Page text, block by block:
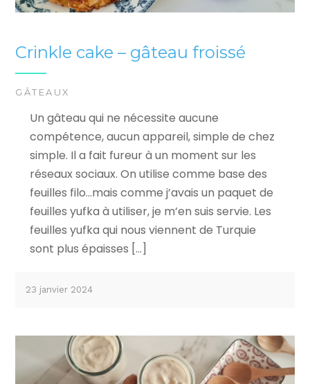
Crinkle cake – gâteau froissé
GÂTEAUX
Un gâteau qui ne nécessite aucune
compétence, aucun appareil, simple de chez
simple. Il a fait fureur à un moment sur les
réseaux sociaux. On utilise comme base des
feuilles filo…mais comme j’avais un paquet de
feuilles yufka à utiliser, je m’en suis servie. Les
feuilles yufka qui nous viennent de Turquie
sont plus épaisses […]
23 janvier 2024